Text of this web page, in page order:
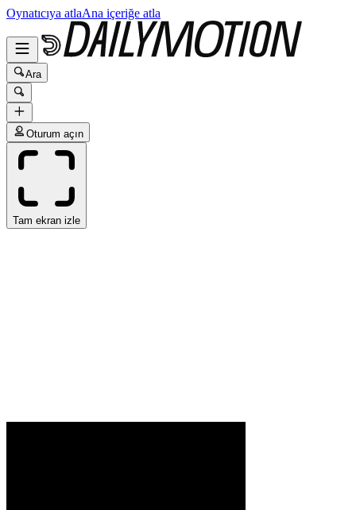
Oynatıcıya atlaAna içeriğe atla
Ara
Oturum açın
Tam ekran izle